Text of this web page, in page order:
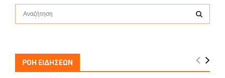
f
A
ΡΟΗ ΕΙΔΗΣΕΩΝ